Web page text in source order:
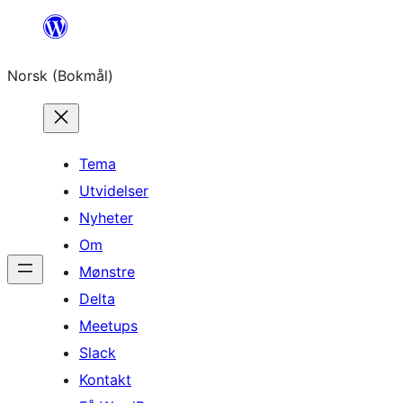
Hopp
innhold
Norsk (Bokmål)
Tema
Utvidelser
Nyheter
Om
Mønstre
Delta
Meetups
Slack
Kontakt